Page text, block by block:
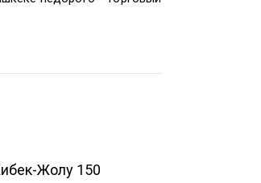
Жолу 150